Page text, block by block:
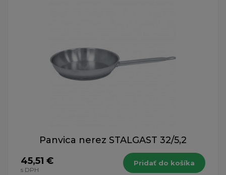
Panvica nerez STALGAST 32/5,2
45,51 €
s DPH
Pridať do košíka